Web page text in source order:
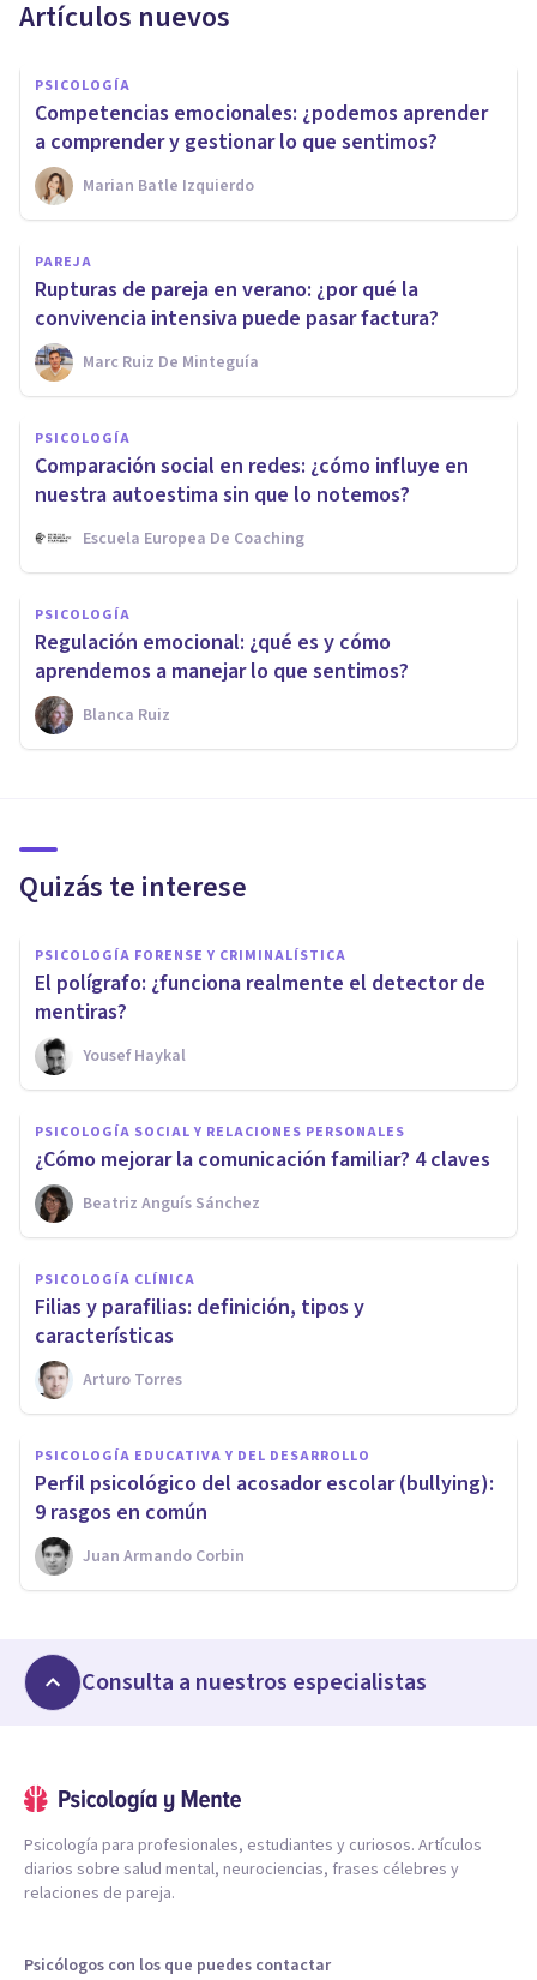
Artículos nuevos
PSICOLOGÍA
Competencias emocionales: ¿podemos aprender
a comprender y gestionar lo que sentimos?
Marian Batle Izquierdo
PAREJA
Rupturas de pareja en verano: ¿por qué la
convivencia intensiva puede pasar factura?
Marc Ruiz De Minteguía
PSICOLOGÍA
Comparación social en redes: ¿cómo influye en
nuestra autoestima sin que lo notemos?
Escuela Europea De Coaching
PSICOLOGÍA
Regulación emocional: ¿qué es y cómo
aprendemos a manejar lo que sentimos?
Blanca Ruiz
Quizás te interese
PSICOLOGÍA FORENSE Y CRIMINALÍSTICA
El polígrafo: ¿funciona realmente el detector de
mentiras?
Yousef Haykal
PSICOLOGÍA SOCIAL Y RELACIONES PERSONALES
¿Cómo mejorar la comunicación familiar? 4 claves
Beatriz Anguís Sánchez
PSICOLOGÍA CLÍNICA
Filias y parafilias: definición, tipos y
características
Arturo Torres
PSICOLOGÍA EDUCATIVA Y DEL DESARROLLO
Perfil psicológico del acosador escolar (bullying):
9 rasgos en común
Juan Armando Corbin
Consulta a nuestros especialistas
Psicología para profesionales, estudiantes y curiosos. Artículos
diarios sobre salud mental, neurociencias, frases célebres y
relaciones de pareja.
Psicólogos con los que puedes contactar